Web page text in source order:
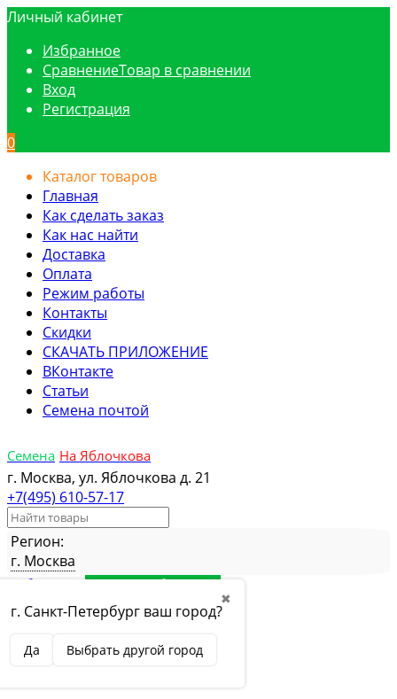
Личный кабинет
Избранное
СравнениеТовар в сравнении
Вход
Регистрация
0
Каталог товаров
Главная
Как сделать заказ
Как нас найти
Доставка
Оплата
Режим работы
Контакты
Скидки
СКАЧАТЬ ПРИЛОЖЕНИЕ
ВКонтакте
Статьи
Семена почтой
Семена На Яблочкова
г. Москва, ул. Яблочкова д. 21
+7(495) 610-57-17
Регион:
г. Москва
✖
г. Санкт-Петербург ваш город?
Да Выбрать другой город
Избранное Товар в избранном
СравнениеТовар в сравнении
Вход
Вход